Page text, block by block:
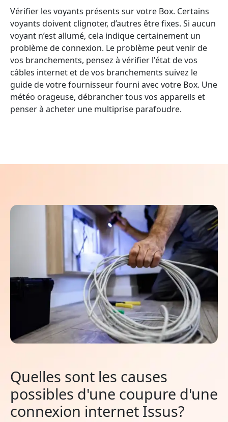
Vérifier les voyants présents sur votre Box. Certains
voyants doivent clignoter, d’autres être fixes. Si aucun
voyant n’est allumé, cela indique certainement un
problème de connexion. Le problème peut venir de
vos branchements, pensez à vérifier l'état de vos
câbles internet et de vos branchements suivez le
guide de votre fournisseur fourni avec votre Box. Une
météo orageuse, débrancher tous vos appareils et
penser à acheter une multiprise parafoudre.
Quelles sont les causes
possibles d'une coupure d'une
connexion internet Issus?